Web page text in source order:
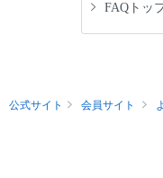
FAQトッ
公式サイト 会員サイト